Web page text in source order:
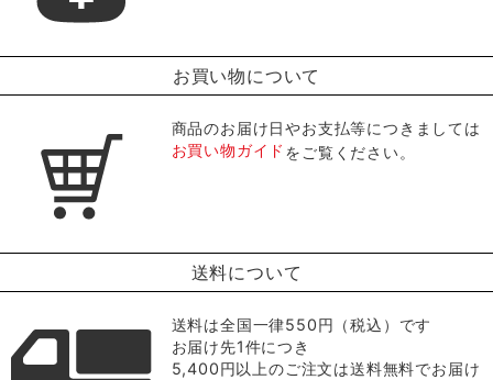
お買い物について
商品のお届け日やお支払等につきましては
お買い物ガイド をご覧ください。
送料について
送料は全国一律550円（税込）です
お届け先1件につき
5,400円以上のご注文は送料無料でお届け